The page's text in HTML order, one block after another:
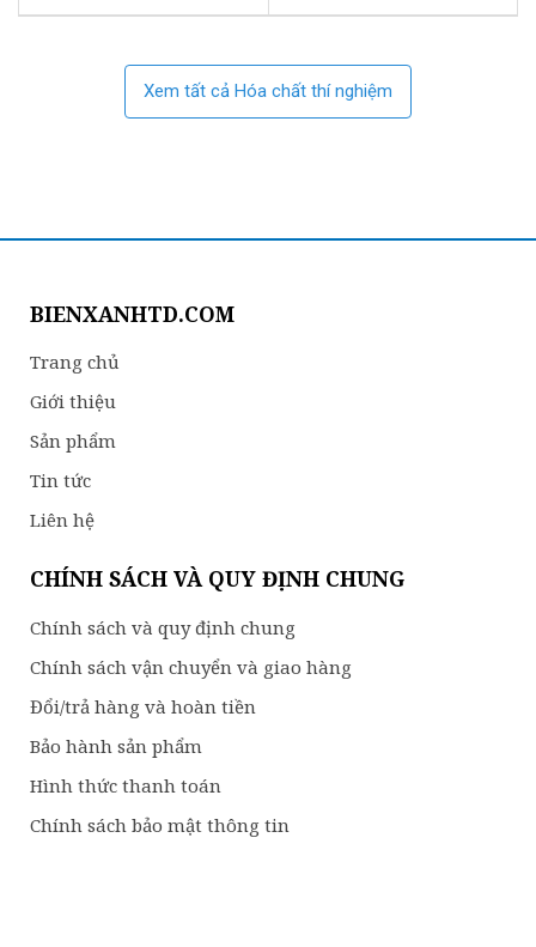
Xem tất cả Hóa chất thí nghiệm
BIENXANHTD.COM
Trang chủ
Giới thiệu
Sản phẩm
Tin tức
Liên hệ
CHÍNH SÁCH VÀ QUY ĐỊNH CHUNG
Chính sách và quy định chung
Chính sách vận chuyển và giao hàng
Đổi/trả hàng và hoàn tiền
Bảo hành sản phẩm
Hình thức thanh toán
Chính sách bảo mật thông tin